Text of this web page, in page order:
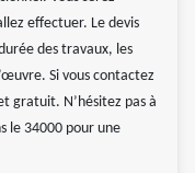
effectuer. Le devis
des travaux, les
Si vous contactez
gratuit. N’hésitez pas à
le 34000 pour une